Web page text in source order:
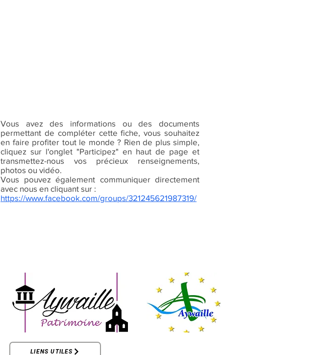
Vous avez des informations ou des documents
permettant de compléter cette fiche, vous souhaitez
en faire profiter tout le monde ? Rien de plus simple,
cliquez sur l'onglet "Participez" en haut de page et
transmettez-nous vos précieux renseignements,
photos ou vidéo.
Vous pouvez également communiquer directement
avec nous en cliquant sur :
https://www.facebook.com/groups/321245621987319/
LIENS UTILES